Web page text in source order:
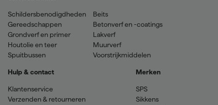
Schildersbenodigdheden
Gereedschappen
Grondverf en primer
Houtolie en teer
Spuitbussen
Beits
Betonverf en -coatings
Lakverf
Muurverf
Voorstrijkmiddelen
Hulp & contact
Klantenservice
Verzenden & retourneren
Merken
SPS
Sikkens